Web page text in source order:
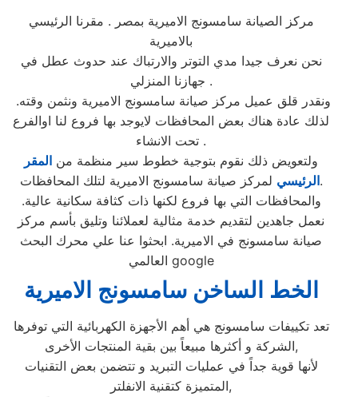
مركز الصيانة سامسونج الاميرية بمصر . مقرنا الرئيسي
بالاميرية
نحن نعرف جيدا مدي التوتر والارتباك عند حدوث عطل في
جهازنا المنزلي .
لذلك عادة هناك بعض المحافظات لايوجد بها فروع لنا اوالفرع
تحت الانشاء .
ولتعويض ذلك نقوم بتوجية خطوط سير منظمة من المقر
الرئيسيلمركز صيانة سامسونج الاميرية لتلك المحافظات.
والمحافظات التي بها فروع لكنها ذات كثافة سكانية عالية.
نعمل جاهدين لتقديم خدمة مثالية لعملائنا وتليق بأسم مركز
صيانة سامسونج في الاميرية. ابحثوا عنا علي محرك البحث
العالمي google
الخط الساخن سامسونج الاميرية
تعد تكييفات سامسونج هي أهم الأجهزة الكهربائية التي توفرها
الشركة و أكثرها مبيعاً بين بقية المنتجات الأخرى,
لأنها قوية جداً في عمليات التبريد و تتضمن بعض التقنيات
المتميزة كتقنية الانفلتر,